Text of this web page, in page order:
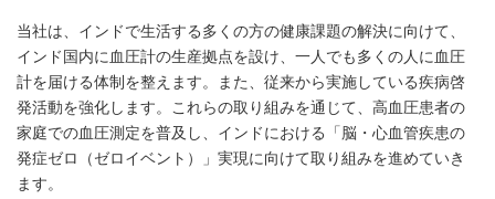
当社は、インドで生活する多くの方の健康課題の解決に向けて、
インド国内に血圧計の生産拠点を設け、一人でも多くの人に血圧
計を届ける体制を整えます。また、従来から実施している疾病啓
発活動を強化します。これらの取り組みを通じて、高血圧患者の
家庭での血圧測定を普及し、インドにおける「脳・心血管疾患の
発症ゼロ（ゼロイベント）」実現に向けて取り組みを進めていき
ます。